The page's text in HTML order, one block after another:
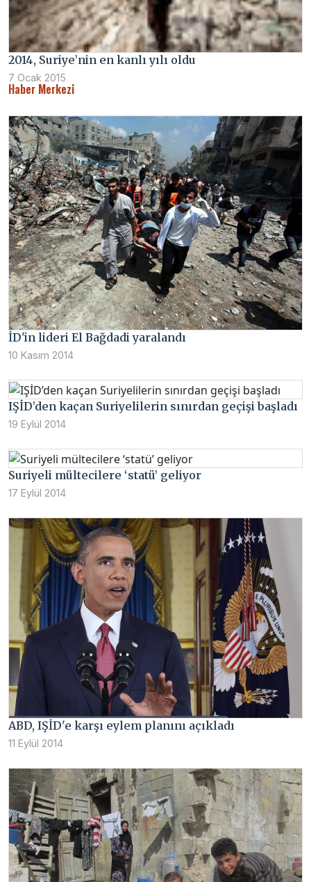
2014, Suriye’nin en kanlı yılı oldu
7 Ocak 2015
Haber Merkezi
İD'in lideri El Bağdadi yaralandı
10 Kasım 2014
IŞİD’den kaçan Suriyelilerin sınırdan geçişi başladı
19 Eylül 2014
Suriyeli mültecilere ‘statü’ geliyor
17 Eylül 2014
ABD, IŞİD'e karşı eylem planını açıkladı
11 Eylül 2014